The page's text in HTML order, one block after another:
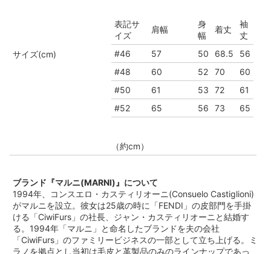
サイズ(cm)
表記サ
イズ
肩幅
身
幅
着丈
袖
丈
#46
57 50 68.5
56
#48
60 52 70
60
#50
61 53 72
61
#52
65 56 73 65
（約cm）
ブランド『マルニ(MARNI)』について
1994年、コンスエロ・カスティリオーニ(Consuelo Castiglioni)
がマルニを設立。彼女は25歳の時に「FENDI」の皮部門を手掛
ける「CiwiFurs」の社長、ジャン・カスティリオーニと結婚す
る。1994年「マルニ」と命名したブランドを夫の会社
「CiwiFurs」のファミリービジネスの一部として立ち上げる。ミ
ラノを拠点とし当初は毛皮と革製品のみのラインナップであっ